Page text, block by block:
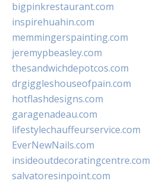
bigpinkrestaurant.com
inspirehuahin.com
memmingerspainting.com
jeremypbeasley.com
thesandwichdepotcos.com
drgiggleshouseofpain.com
hotflashdesigns.com
garagenadeau.com
lifestylechauffeurservice.com
EverNewNails.com
insideoutdecoratingcentre.com
salvatoresinpoint.com